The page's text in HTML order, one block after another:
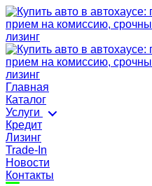
Главная
Каталог
Услуги
Кредит
Лизинг
Trade-In
Новости
Контакты